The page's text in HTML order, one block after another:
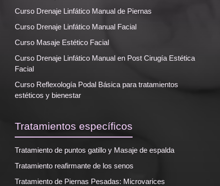
Curso Drenaje Linfático Manual de Piernas
Curso Drenaje Linfático Manual Facial
Curso Masaje Estético Facial
Curso Drenaje Linfático Manual en Post Cirugía Estética
Facial
Curso Reflexología Podal Básica para tratamientos
estéticos y bienestar
Tratamientos específicos
Tratamiento de puntos gatillo y Masaje de espalda
Tratamiento reafirmante de los senos
Tratamiento de Piernas Pesadas: Microvarices